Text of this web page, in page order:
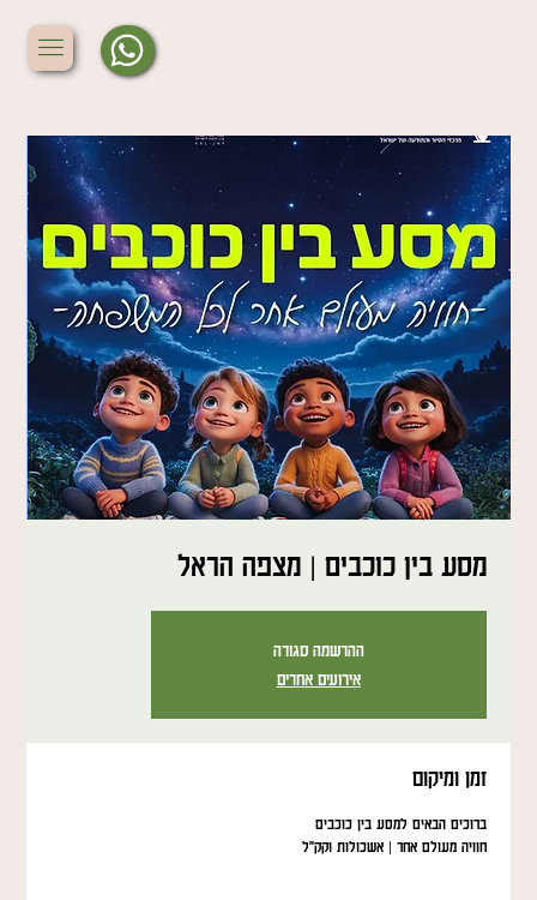
מסע בין כוכבים | מצפה הראל
ההרשמה סגורה
אירועים אחרים
זמן ומיקום
ברוכים הבאים למסע בין כוכבים
חוויה מעולם אחר | אשכולות וקק"ל